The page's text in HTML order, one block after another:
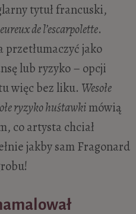
tytuł francuski,
de l’escarpolette.
przetłumaczyć jako
lub ryzyko – opcji
więc bez liku. Wesołe
ryzyko huśtawkimówią
co artysta chciał
jakby sam Fragonard